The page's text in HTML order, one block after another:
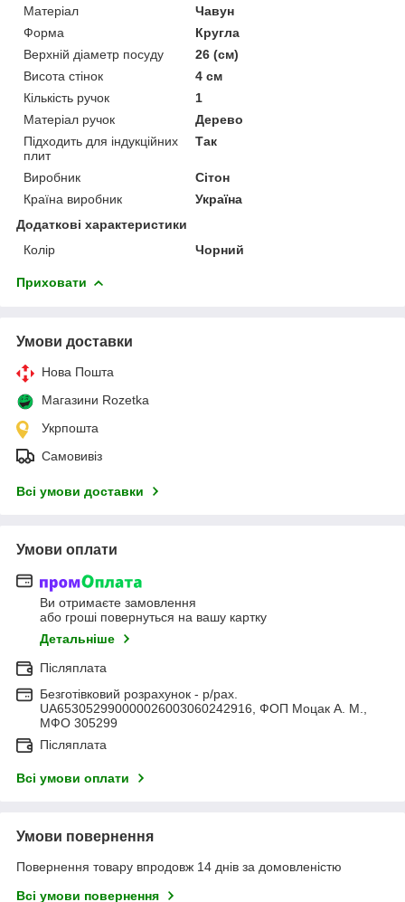
Матеріал
Чавун
Форма
Кругла
Верхній діаметр посуду
26 (см)
Висота стінок
4 см
Кількість ручок
1
Матеріал ручок
Дерево
Підходить для індукційних
плит
Так
Виробник
Сітон
Країна виробник
Україна
Додаткові характеристики
Колір
Чорний
Приховати
Умови доставки
Нова Пошта
Магазини Rozetka
Укрпошта
Самовивіз
Всі умови доставки
Умови оплати
Ви отримаєте замовлення
або гроші повернуться на вашу картку
Детальніше
Післяплата
Безготівковий розрахунок - р/рах.
UA653052990000026003060242916, ФОП Моцак А. М.,
МФО 305299
Післяплата
Всі умови оплати
Умови повернення
Повернення товару впродовж 14 днів за домовленістю
Всі умови повернення